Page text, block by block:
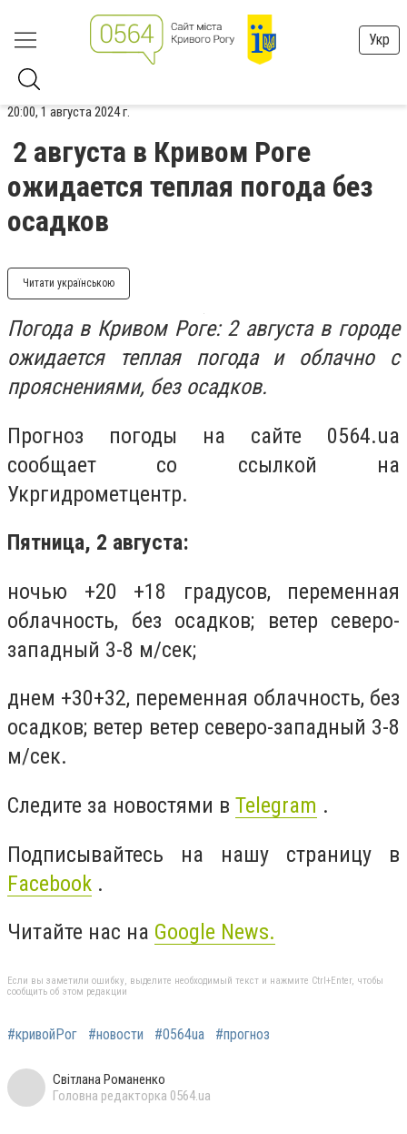
Укр
20:00, 1 августа 2024 г.
2 августа в Кривом Роге
ожидается теплая погода без
осадков
Читати українською
Погода в Кривом Роге: 2 августа в городе
ожидается теплая погода и облачно с
прояснениями, без осадков.
Прогноз погоды на сайте 0564.ua
сообщает со ссылкой на
Укргидрометцентр.
Пятница, 2 августа:
ночью +20 +18 градусов, переменная
облачность, без осадков; ветер северо-
западный 3-8 м/сек;
днем +30+32, переменная облачность, без
осадков; ветер ветер северо-западный 3-8
м/сек.
Следите за новостями в Telegram .
Подписывайтесь на нашу страницу в
Facebook .
Читайте нас на Google News.
Если вы заметили ошибку, выделите необходимый текст и нажмите Ctrl+Enter, чтобы
сообщить об этом редакции
#кривойРог #новости #0564ua #прогноз
Світлана Романенко
Головна редакторка 0564.ua